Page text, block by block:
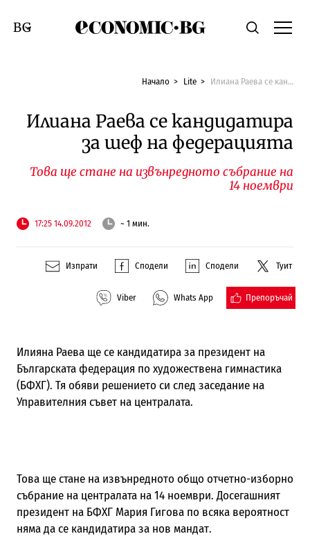
Economic.bgТърсене
Смяна на език
Начало Lite Илиана Раева се кандидатира за шеф на федерацията
Илиана Раева се кандидатира
за шеф на федерацията
Това ще стане на извънредното събрание на
14 ноември
17:25 14.09.2012 ~ 1 мин.
Изпрати Сподели Сподели Туит
Viber Whats App Препоръчай
Илияна Раева ще се кандидатира за президент на
Българската федерация по художествена гимнастика
(БФХГ). Тя обяви решението си след заседание на
Управителния съвет на централата.
Това ще стане на извънредното общо отчетно-изборно
събрание на централата на 14 ноември. Досегашният
президент на БФХГ Мария Гигова по всяка вероятност
няма да се кандидатира за нов мандат.